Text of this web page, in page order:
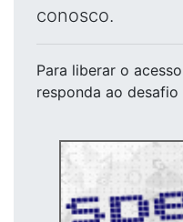
conosco.
Para liberar o acesso
responda ao desafio